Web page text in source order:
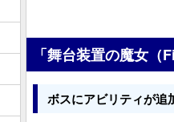
「舞台装置の魔女（
ボスにアビリティが追